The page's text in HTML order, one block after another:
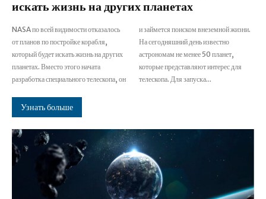
искать жизнь на других планетах
NASA по всей видимости отказалось
от планов по постройке корабля,
который будет искать жизнь на других
планетах. Вместо этого начата
разработка специального телескопа, он
и займется поиском внеземной жизни.
На сегодняшний день известно
астрономам не менее 50 планет,
которые представляют интерес для
телескопа. Для запуска...
Узнать больше